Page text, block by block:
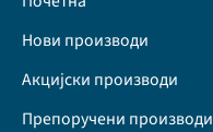
Нови производи
Акцијски производи
Препоручени производи